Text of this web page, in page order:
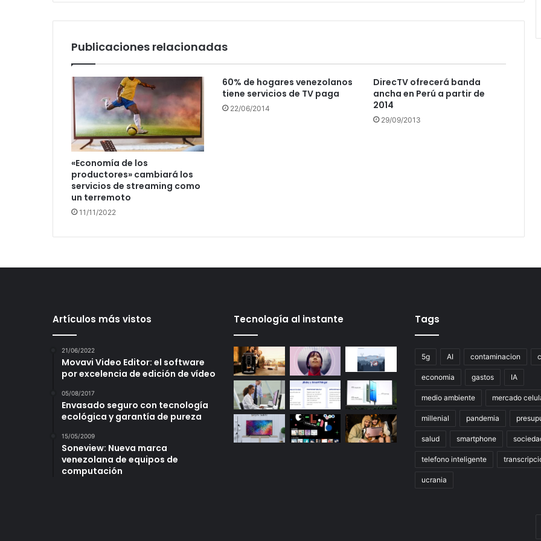
Publicaciones relacionadas
«Economía de los
productores» cambiará los
servicios de streaming como
un terremoto
11/11/2022
60% de hogares venezolanos
tiene servicios de TV paga
22/06/2014
DirecTV ofrecerá banda
ancha en Perú a partir de
2014
29/09/2013
Artículos más vistos
21/06/2022
Movavi Video Editor: el software
por excelencia de edición de vídeo
05/08/2017
Envasado seguro con tecnología
ecológica y garantía de pureza
15/05/2009
Soneview: Nueva marca
venezolana de equipos de
computación
Tecnología al instante Tags
5g AI contaminacion
economia gastos IA
medio ambiente mercado
millenial pandemia
salud smartphone
telefono inteligente
ucrania